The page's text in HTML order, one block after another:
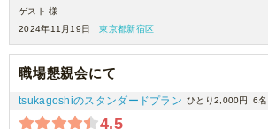
ゲスト 様
2024年11月19日
東京都新宿区
職場懇親会にて
tsukagoshiのスタンダードプラン ひとり2,000円 6名
4.5